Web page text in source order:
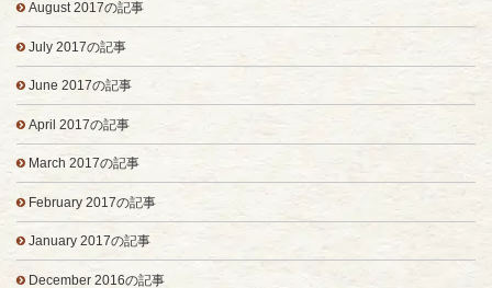
August 2017の記事
July 2017の記事
June 2017の記事
April 2017の記事
March 2017の記事
February 2017の記事
January 2017の記事
December 2016の記事